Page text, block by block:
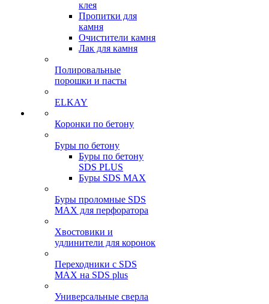
клея
Пропитки для
камня
Очистители камня
Лак для камня
Полировальные
порошки и пасты
ELKAY
Коронки по бетону
Буры по бетону
Буры по бетону
SDS PLUS
Буры SDS MAX
Буры проломные SDS
MAX для перфоратора
Хвостовики и
удлинители для коронок
Переходники с SDS
MAX на SDS plus
Универсальные сверла